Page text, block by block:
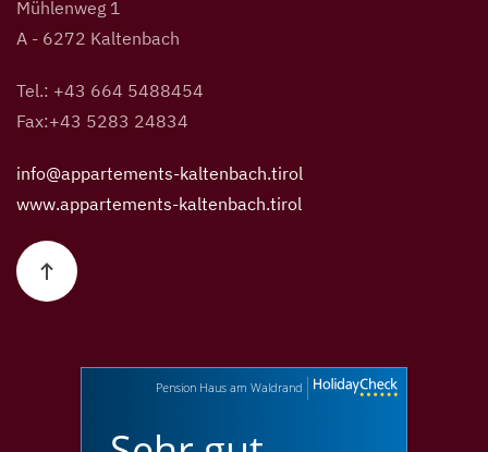
Mühlenweg 1
A - 6272 Kaltenbach
Tel.: +43 664 5488454
Fax:+43 5283 24834
info@appartements-kaltenbach.tirol
www.appartements-kaltenbach.tirol
Pension Haus am Waldrand